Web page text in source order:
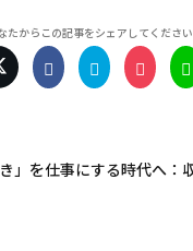
たからこの記事をシェアしてください
」を仕事にする時代へ：